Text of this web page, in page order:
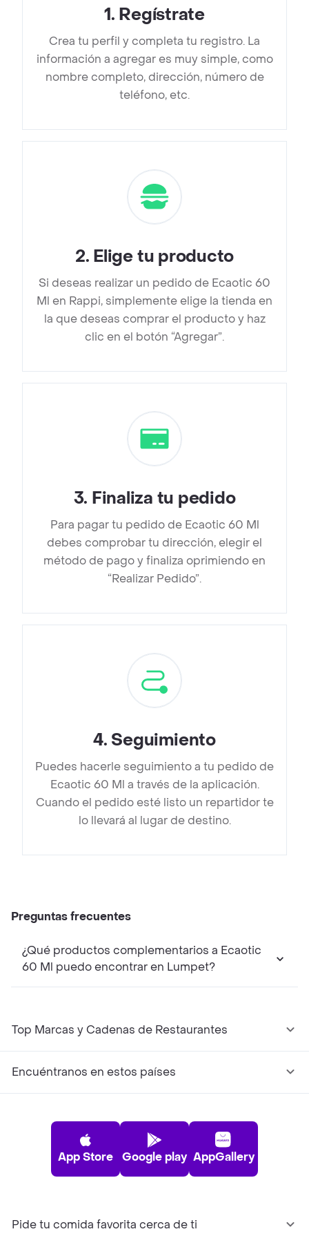
1. Regístrate
Crea tu perfil y completa tu registro. La
información a agregar es muy simple, como
nombre completo, dirección, número de
teléfono, etc.
2. Elige tu producto
Si deseas realizar un pedido de Ecaotic 60
Ml en Rappi, simplemente elige la tienda en
la que deseas comprar el producto y haz
clic en el botón “Agregar”.
3. Finaliza tu pedido
Para pagar tu pedido de Ecaotic 60 Ml
debes comprobar tu dirección, elegir el
método de pago y finaliza oprimiendo en
“Realizar Pedido”.
4. Seguimiento
Puedes hacerle seguimiento a tu pedido de
Ecaotic 60 Ml a través de la aplicación.
Cuando el pedido esté listo un repartidor te
lo llevará al lugar de destino.
Preguntas frecuentes
¿Qué productos complementarios a Ecaotic
60 Ml puedo encontrar en Lumpet?
Top Marcas y Cadenas de Restaurantes
Encuéntranos en estos países
App Store Google play AppGallery
Pide tu comida favorita cerca de ti